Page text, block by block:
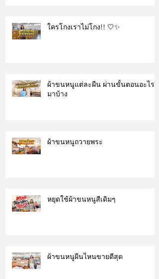
ใครโกงเราไม่โกง!! 🤍✨
ผ้าขนหนูแต่ละผืน ผ่านขั้นตอนอะไร
มาบ้าง
ผ้าขนหนูถวายพระ
หยุดใช้ผ้าขนหนูสีเดิมๆ
ผ้าขนหนูผืนไหนขายดีสุด